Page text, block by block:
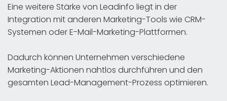
Eine weitere Stärke von Leadinfo liegt in der
Integration mit anderen Marketing-Tools wie CRM-
Systemen oder E-Mail-Marketing-Plattformen.
Dadurch können Unternehmen verschiedene
Marketing-Aktionen nahtlos durchführen und den
gesamten Lead-Management-Prozess optimieren.